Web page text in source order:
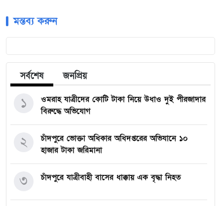
মন্তব্য করুন
সর্বশেষ জনপ্রিয়
ওমরাহ যাত্রীদের কোটি টাকা নিয়ে উধাও দুই পীরজাদার
বিরুদ্ধে অভিযোগ
১
চাঁদপুরে ভোক্তা অধিকার অধিদপ্তরের অভিযানে ১০
হাজার টাকা জরিমানা
২
চাঁদপুরে যাত্রীবাহী বাসের ধাক্কায় এক বৃদ্ধা নিহত
৩